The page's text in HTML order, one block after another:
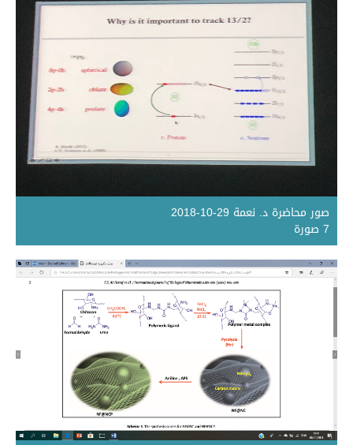
صور محاضرة د. نعمة 29-10-2018
7 صورة